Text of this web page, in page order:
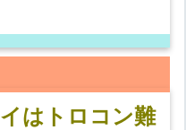
はトロコン難